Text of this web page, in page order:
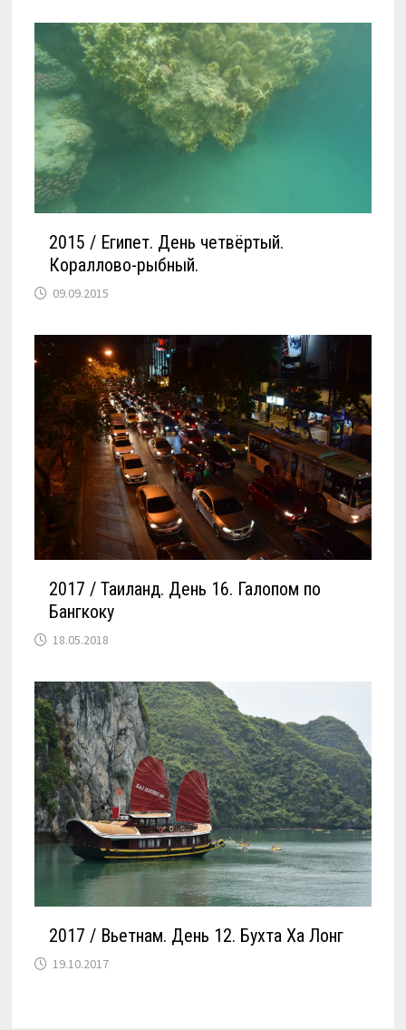
2015 / Египет. День четвёртый.
Кораллово-рыбный.
09.09.2015
2017 / Таиланд. День 16. Галопом по
Бангкоку
18.05.2018
2017 / Вьетнам. День 12. Бухта Ха Лонг
19.10.2017